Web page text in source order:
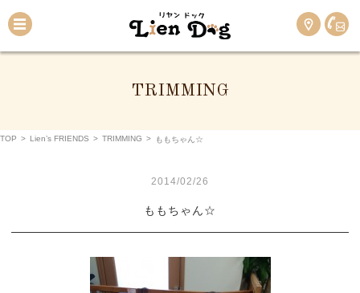
TRIMMING
TOP > Lien’s FRIENDS > TRIMMING > ももちゃん☆
2014/02/26
ももちゃん☆